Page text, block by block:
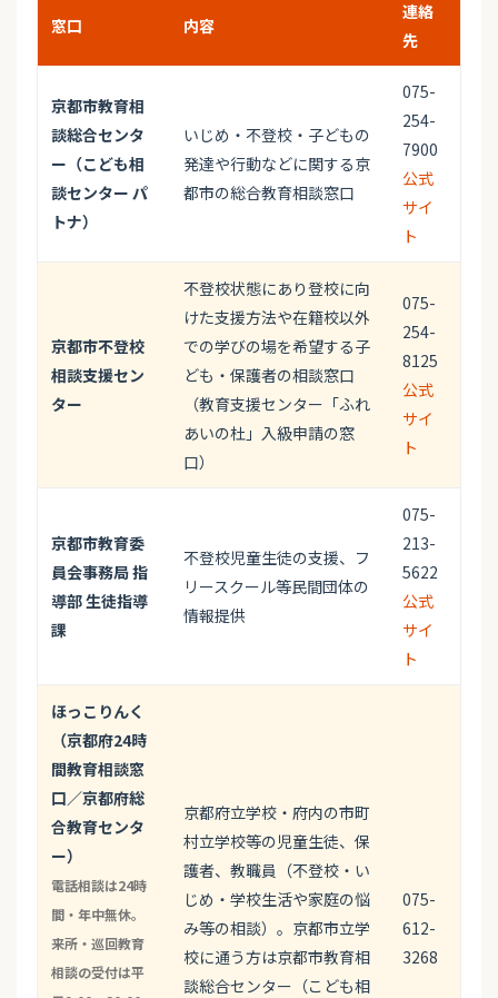
窓口 内容
連絡
先
京都市教育相
談総合センタ
ー（こども相
談センター パ
トナ）
いじめ・不登校・子どもの
発達や行動などに関する京
都市の総合教育相談窓口
075-
254-
7900
公式
サイ
ト
京都市不登校
相談支援セン
ター
不登校状態にあり登校に向
けた支援方法や在籍校以外
での学びの場を希望する子
ども・保護者の相談窓口
（教育支援センター「ふれ
あいの杜」入級申請の窓
口）
075-
254-
8125
公式
サイ
ト
京都市教育委
員会事務局 指
導部 生徒指導
課
不登校児童生徒の支援、フ
リースクール等民間団体の
情報提供
075-
213-
5622
公式
サイ
ト
ほっこりんく
（京都府24時
間教育相談窓
口／京都府総
合教育センタ
ー）
電話相談は24時
間・年中無休。
来所・巡回教育
相談の受付は平
京都府立学校・府内の市町
村立学校等の児童生徒、保
護者、教職員（不登校・い
じめ・学校生活や家庭の悩
み等の相談）。京都市立学
校に通う方は京都市教育相
談総合センター（こども相
075-
612-
3268